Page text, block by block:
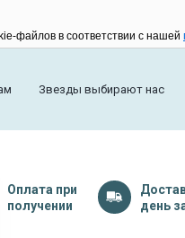
файлов в соответствии с нашей
Звезды выбирают нас
Оплата при
получении
день